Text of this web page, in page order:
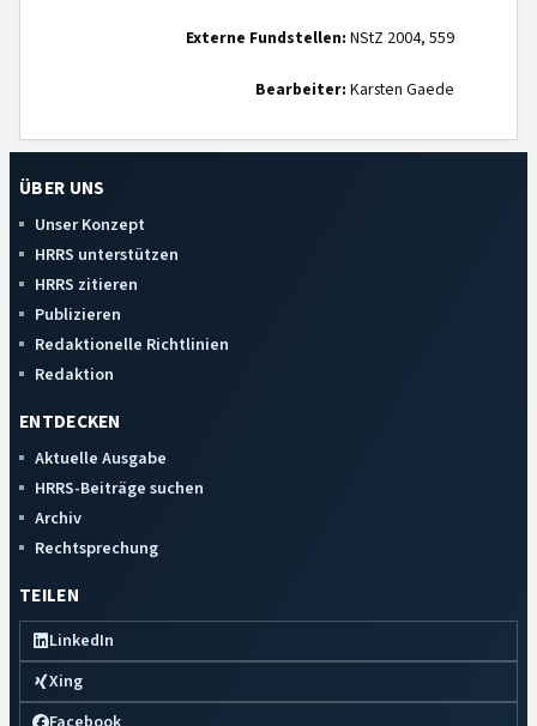
Externe Fundstellen: NStZ 2004, 559
Bearbeiter: Karsten Gaede
ÜBER UNS
Unser Konzept
HRRS unterstützen
HRRS zitieren
Publizieren
Redaktionelle Richtlinien
Redaktion
ENTDECKEN
Aktuelle Ausgabe
HRRS-Beiträge suchen
Archiv
Rechtsprechung
TEILEN
LinkedIn
Xing